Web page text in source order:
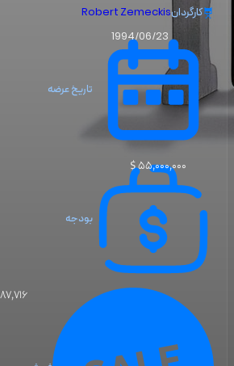
کارگردانRobert Zemeckis
تاریخ عرضه
1994/06/23
بودجه
۵۵٬۰۰۰٬۰۰۰ $